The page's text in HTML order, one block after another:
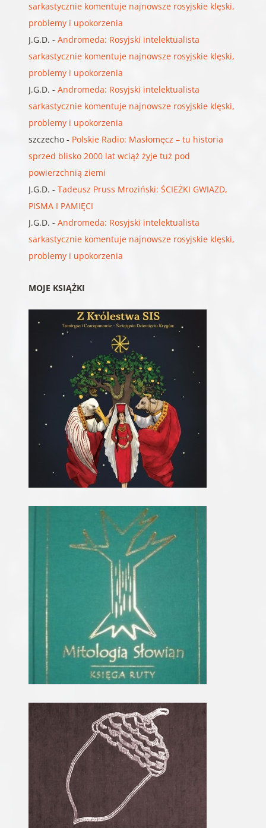
sarkastycznie komentuje najnowsze rosyjskie klęski,
problemy i upokorzenia
J.G.D. - Andromeda: Rosyjski intelektualista
sarkastycznie komentuje najnowsze rosyjskie klęski,
problemy i upokorzenia
J.G.D. - Andromeda: Rosyjski intelektualista
sarkastycznie komentuje najnowsze rosyjskie klęski,
problemy i upokorzenia
szczecho- Polskie Radio: Masłomęcz – tu historia
sprzed blisko 2000 lat wciąż żyje tuż pod
powierzchnią ziemi
J.G.D. - Tadeusz Pruss Mroziński: ŚCIEŻKI GWIAZD,
PISMA I PAMIĘCI
J.G.D. - Andromeda: Rosyjski intelektualista
sarkastycznie komentuje najnowsze rosyjskie klęski,
problemy i upokorzenia
MOJE KSIĄŻKI